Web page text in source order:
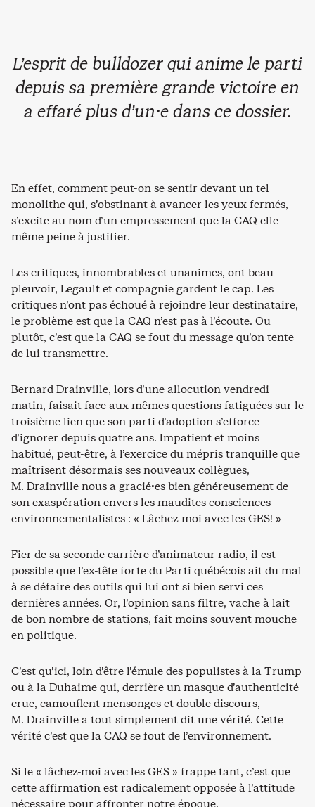
L’esprit de bulldozer qui anime le parti
depuis sa première grande victoire en
a effaré plus d’un·e dans ce dossier.
En effet, comment peut-on se sentir devant un tel
monolithe qui, s’obstinant à avancer les yeux fermés,
s’excite au nom d’un empressement que la CAQ elle-
même peine à justifier.
Les critiques, innombrables et unanimes, ont beau
pleuvoir, Legault et compagnie gardent le cap. Les
critiques n’ont pas échoué à rejoindre leur destinataire,
le problème est que la CAQ n’est pas à l’écoute. Ou
plutôt, c’est que la CAQ se fout du message qu’on tente
de lui transmettre.
Bernard Drainville, lors d’une allocution vendredi
matin, faisait face aux mêmes questions fatiguées sur le
troisième lien que son parti d’adoption s’efforce
d’ignorer depuis quatre ans. Impatient et moins
habitué, peut-être, à l’exercice du mépris tranquille que
maîtrisent désormais ses nouveaux collègues,
M. Drainville nous a gracié·es bien généreusement de
son exaspération envers les maudites consciences
environnementalistes : « Lâchez-moi avec les GES! »
Fier de sa seconde carrière d’animateur radio, il est
possible que l’ex-tête forte du Parti québécois ait du mal
à se défaire des outils qui lui ont si bien servi ces
dernières années. Or, l’opinion sans filtre, vache à lait
de bon nombre de stations, fait moins souvent mouche
en politique.
C’est qu’ici, loin d’être l’émule des populistes à la Trump
ou à la Duhaime qui, derrière un masque d’authenticité
crue, camouflent mensonges et double discours,
M. Drainville a tout simplement dit une vérité. Cette
vérité c’est que la CAQ se fout de l’environnement.
Si le « lâchez-moi avec les GES » frappe tant, c’est que
cette affirmation est radicalement opposée à l’attitude
nécessaire pour affronter notre époque.